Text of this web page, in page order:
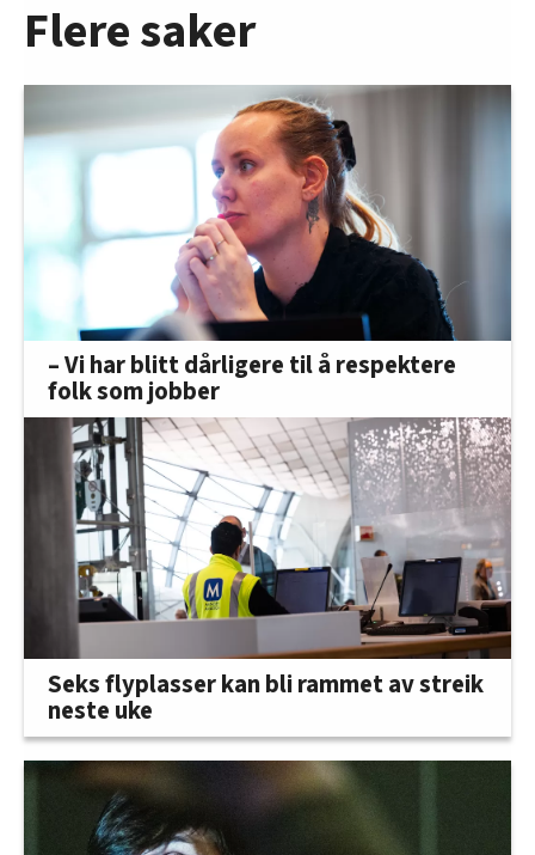
Flere saker
– Vi har blitt dårligere til å respektere
folk som jobber
Seks flyplasser kan bli rammet av streik
neste uke